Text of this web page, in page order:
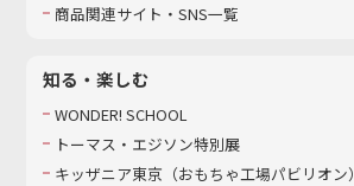
商品関連サイト・SNS一覧
知る・楽しむ
WONDER! SCHOOL
トーマス・エジソン特別展
キッザニア東京（おもちゃ工場パビリオン）​